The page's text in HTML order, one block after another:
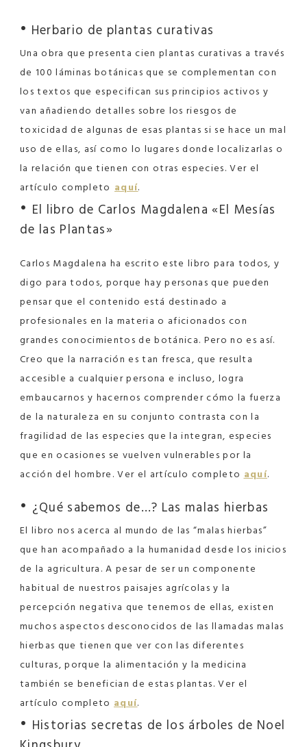
• Herbario de plantas curativas
Una obra que presenta cien plantas curativas a través
de 100 láminas botánicas que se complementan con
los textos que especifican sus principios activos y
van añadiendo detalles sobre los riesgos de
toxicidad de algunas de esas plantas si se hace un mal
uso de ellas, así como lo lugares donde localizarlas o
la relación que tienen con otras especies. Ver el
artículo completo aquí.
• El libro de Carlos Magdalena «El Mesías
de las Plantas»
Carlos Magdalena ha escrito este libro para todos, y
digo para todos, porque hay personas que pueden
pensar que el contenido está destinado a
profesionales en la materia o aficionados con
grandes conocimientos de botánica. Pero no es así.
Creo que la narración es tan fresca, que resulta
accesible a cualquier persona e incluso, logra
embaucarnos y hacernos comprender cómo la fuerza
de la naturaleza en su conjunto contrasta con la
fragilidad de las especies que la integran, especies
que en ocasiones se vuelven vulnerables por la
acción del hombre. Ver el artículo completoaquí.
• ¿Qué sabemos de…? Las malas hierbas
El libro nos acerca al mundo de las “malas hierbas”
que han acompañado a la humanidad desde los inicios
de la agricultura. A pesar de ser un componente
habitual de nuestros paisajes agrícolas y la
percepción negativa que tenemos de ellas, existen
muchos aspectos desconocidos de las llamadas malas
hierbas que tienen que ver con las diferentes
culturas, porque la alimentación y la medicina
también se benefician de estas plantas. Ver el
artículo completo aquí.
• Historias secretas de los árboles de Noel